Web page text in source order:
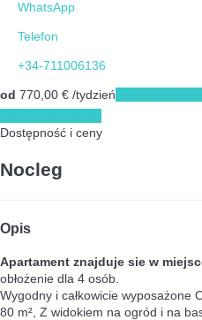
WhatsApp
Telefon
+34-711006136
od 770, 00 € /tydzień
Dostępność i ceny
Nocleg
Opis
Apartament znajduje sie w
obłożenie dla 4 osób.
Wygodny i całkowicie wyposażone
80 m², Z widokiem na ogród i na